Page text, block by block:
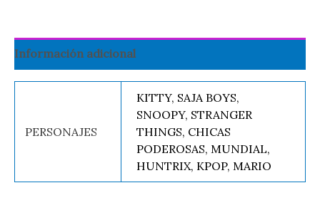
Información adicional
PERSONAJES
KITTY, SAJA BOYS,
SNOOPY, STRANGER
THINGS, CHICAS
PODEROSAS, MUNDIAL,
HUNTRIX, KPOP, MARIO